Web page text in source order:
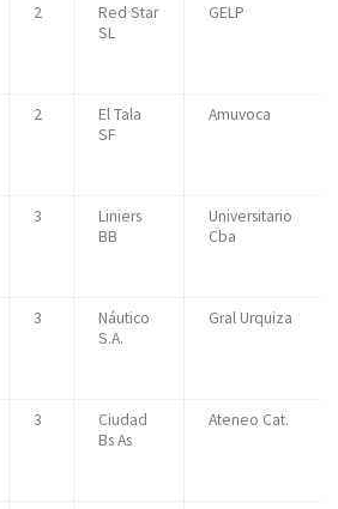
2
Red Star
SL
GELP
2
El Tala
SF
Amuvoca
3
Liniers
BB
Universitario
Cba
3
Náutico
S.A.
Gral Urquiza
3
Ciudad
Bs As
Ateneo Cat.